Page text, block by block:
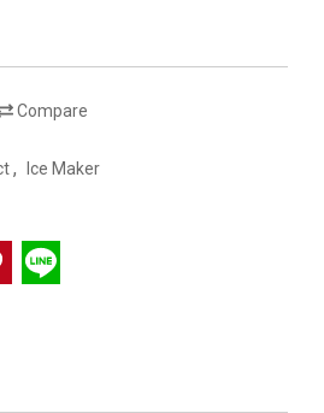
Compare
, Ice Maker